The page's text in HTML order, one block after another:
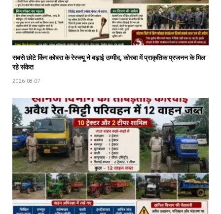
सबसे छोटे किंग कोबरा के रेस्क्यू ने बढ़ाई उम्मीद, कोरबा में प्राकृतिक प्रजनन के मिल
रहे संकेत
2026-08-07